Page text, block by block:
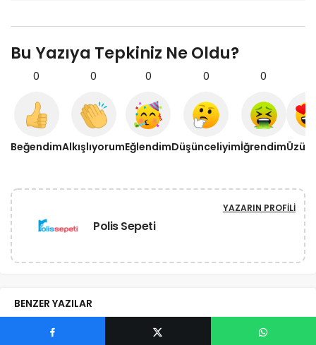
Bu Yazıya Tepkiniz Ne Oldu?
0
Beğendim
0
Alkışlıyorum
0
Eğlendim
0
Düşünceliyim
0
İğrendim
Polis Sepeti
YAZARIN PROFILI
BENZER YAZILAR